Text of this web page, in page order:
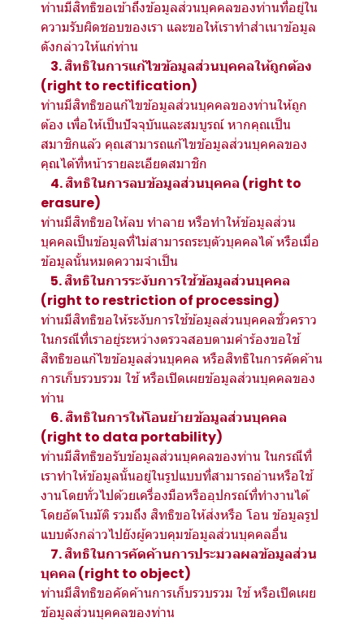
ท่านมีสิทธิขอเข้าถึงข้อมูลส่วนบุคคลของท่านที่อยู่ใน
ความรับผิดชอบของเรา และขอให้เราทำสำเนาข้อมูล
ดังกล่าวให้แก่ท่าน
3. สิทธิในการแก้ไขข้อมูลส่วนบุคคลให้ถูกต้อง
(right to rectification)
ท่านมีสิทธิขอแก้ไขข้อมูลส่วนบุคคลของท่านให้ถูก
ต้อง เพื่อให้เป็นปัจจุบันและสมบูรณ์ หากคุณเป็น
สมาชิกแล้ว คุณสามารถแก้ไขข้อมูลส่วนบุคคลของ
คุณได้ที่หน้ารายละเอียดสมาชิก
4. สิทธิในการลบข้อมูลส่วนบุคคล (right to
erasure)
ท่านมีสิทธิขอให้ลบ ทำลาย หรือทำให้ข้อมูลส่วน
บุคคลเป็นข้อมูลที่ไม่สามารถระบุตัวบุคคลได้ หรือเมื่อ
ข้อมูลนั้นหมดความจำเป็น
5. สิทธิในการระงับการใช้ข้อมูลส่วนบุคคล
(right to restriction of processing)
ท่านมีสิทธิขอให้ระงับการใช้ข้อมูลส่วนบุคคลชั่วคราว
ในกรณีที่เราอยู่ระหว่างตรวจสอบตามคำร้องขอใช้
สิทธิขอแก้ไขข้อมูลส่วนบุคคล หรือสิทธิในการคัดค้าน
การเก็บรวบรวม ใช้ หรือเปิดเผยข้อมูลส่วนบุคคลของ
ท่าน
6. สิทธิในการให้โอนย้ายข้อมูลส่วนบุคคล
(right to data portability)
ท่านมีสิทธิขอรับข้อมูลส่วนบุคคลของท่าน ในกรณีที่
เราทำให้ข้อมูลนั้นอยู่ในรูปแบบที่สามารถอ่านหรือใช้
งานโดยทั่วไปด้วยเครื่องมือหรืออุปกรณ์ที่ทำงานได้
โดยอัตโนมัติ รวมถึง สิทธิขอให้ส่งหรือ โอน ข้อมูลรูป
แบบดังกล่าวไปยังผู้ควบคุมข้อมูลส่วนบุคคลอื่น
7. สิทธิในการคัดค้านการประมวลผลข้อมูลส่วน
บุคคล (right to object)
ท่านมีสิทธิขอคัดค้านการเก็บรวบรวม ใช้ หรือเปิดเผย
ข้อมูลส่วนบุคคลของท่าน